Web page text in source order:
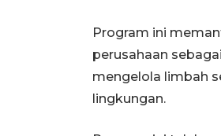
Program ini
perusahaan
mengelola limbah
lingkungan.